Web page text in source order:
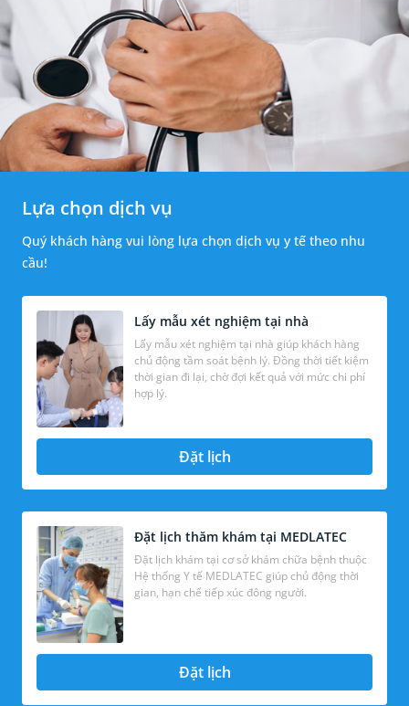
Lựa chọn dịch vụ
Quý khách hàng vui lòng lựa chọn dịch vụ y tế theo nhu
cầu!
Lấy mẫu xét nghiệm tại nhà
Lấy mẫu xét nghiệm tại nhà giúp khách hàng
chủ động tầm soát bệnh lý. Đồng thời tiết kiệm
thời gian đi lại, chờ đợi kết quả với mức chi phí
hợp lý.
Đặt lịch
Đặt lịch thăm khám tại MEDLATEC
Đặt lịch khám tại cơ sở khám chữa bệnh thuộc
Hệ thống Y tế MEDLATEC giúp chủ động thời
gian, hạn chế tiếp xúc đông người.
Đặt lịch